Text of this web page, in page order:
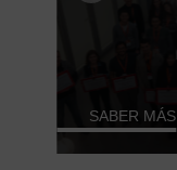
SABER MÁS